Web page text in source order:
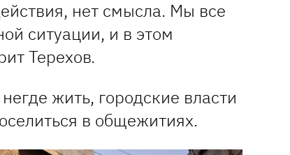
нет смысла. Мы все
ситуации, и в этом
Терехов.
жить, городские власти
в общежитиях.